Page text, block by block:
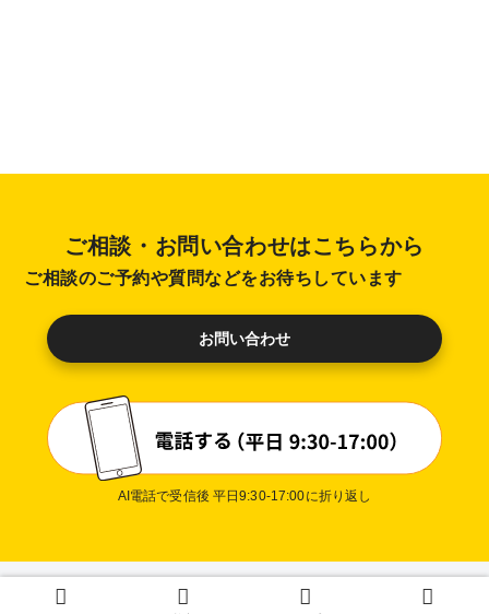
ご相談・お問い合わせはこちらから
ご相談のご予約や質問などをお待ちしています
お問い合わせ
AI電話で受信後 平日9:30-17:00に折り返し
プライバシーポリシー